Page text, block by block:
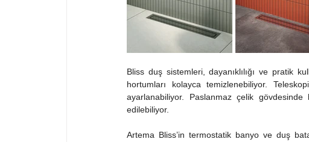
Bliss duş sistemleri, dayanıklılığı ve pratik
hortumları kolayca temizlenebiliyor.
ayarlanabiliyor. Paslanmaz çelik
edilebiliyor.
Artema Bliss’in termostatik banyo ve duş